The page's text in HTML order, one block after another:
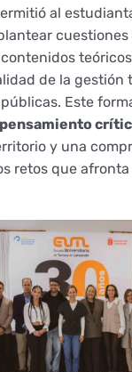
y deberes
al
de la gestión
Este
pensamiento
y una
retos que